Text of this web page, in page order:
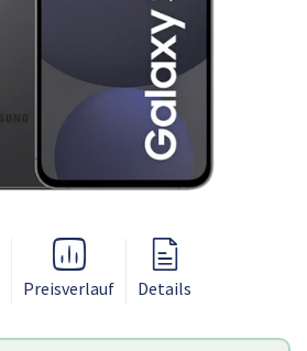
Preisverlauf Details